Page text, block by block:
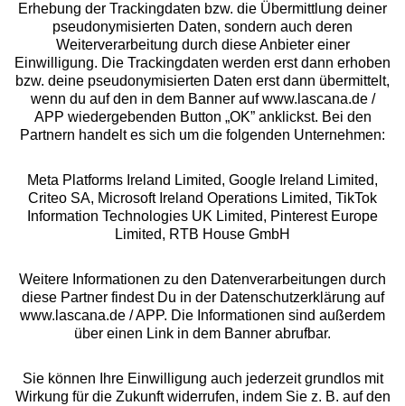
Über uns
Rechtliches
Alle Preise inkl. MwSt., zzgl.
Versandkosten
** Bonität vorausgesetzt, berechtigt zur Bonitätsprüfung
Erhebung der Trackingdaten bzw. die Übermittlung deiner
pseudonymisierten Daten, sondern auch deren
Weiterverarbeitung durch diese Anbieter einer
Einwilligung. Die Trackingdaten werden erst dann erhoben
bzw. deine pseudonymisierten Daten erst dann übermittelt,
wenn du auf den in dem Banner auf www.lascana.de /
APP wiedergebenden Button „OK” anklickst. Bei den
Partnern handelt es sich um die folgenden Unternehmen:
Meta Platforms Ireland Limited, Google Ireland Limited,
Criteo SA, Microsoft Ireland Operations Limited, TikTok
Information Technologies UK Limited, Pinterest Europe
Limited, RTB House GmbH
Weitere Informationen zu den Datenverarbeitungen durch
diese Partner findest Du in der Datenschutzerklärung auf
www.lascana.de / APP. Die Informationen sind außerdem
über einen Link in dem Banner abrufbar.
Sie können Ihre Einwilligung auch jederzeit grundlos mit
Wirkung für die Zukunft widerrufen, indem Sie z. B. auf den